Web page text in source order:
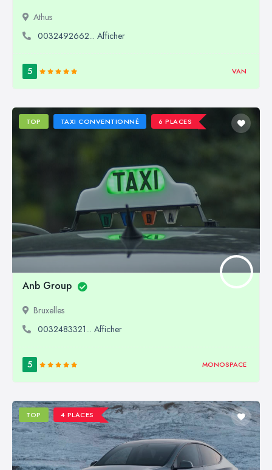
Athus
0032492662... Afficher
5 VAN
TOP TAXI CONVENTIONNÉ 6 PLACES
Anb Group
Bruxelles
0032483321... Afficher
5 MONOSPACE
TOP 4 PLACES